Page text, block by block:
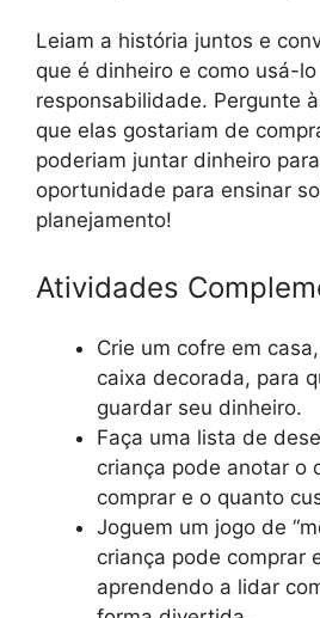
Leiam a história juntos e
que é dinheiro e como usá-lo
responsabilidade. Pergunte
que elas gostariam de
poderiam juntar dinheiro
oportunidade para ensinar
planejamento!
Atividades
Crie um cofre em
caixa decorada, para
guardar seu dinheiro.
Faça uma lista de
criança pode anotar o
comprar e o quanto
Joguem um jogo de
criança pode comprar
aprendendo a lidar